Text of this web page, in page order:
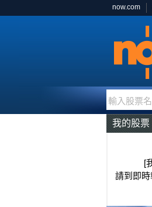
now.com
輸入股票
我的股票
[
請到即時